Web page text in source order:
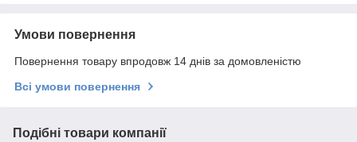
Умови повернення
Повернення товару впродовж 14 днів за домовленістю
Всі умови повернення
Подібні товари компанії